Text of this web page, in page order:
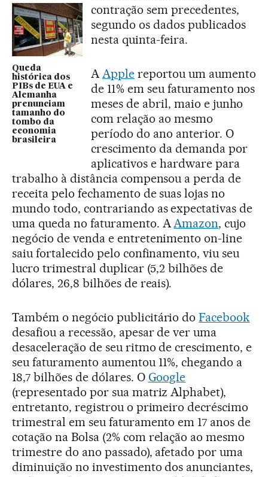
Queda
histórica dos
PIBs de EUA e
Alemanha
prenunciam
tamanho do
tombo da
economia
brasileira
contração sem precedentes,
segundo os dados publicados
nesta quinta-feira.
A Applereportou um aumento
de 11% em seu faturamento nos
meses de abril, maio e junho
com relação ao mesmo
período do ano anterior. O
crescimento da demanda por
aplicativos e hardware para
trabalho à distância compensou a perda de
receita pelo fechamento de suas lojas no
mundo todo, contrariando as expectativas de
uma queda no faturamento. A Amazon, cujo
negócio de venda e entretenimento on-line
saiu fortalecido pelo confinamento, viu seu
lucro trimestral duplicar (5,2 bilhões de
dólares, 26,8 bilhões de reais).
Também o negócio publicitário doFacebook
desafiou a recessão, apesar de ver uma
desaceleração de seu ritmo de crescimento, e
seu faturamento aumentou 11%, chegando a
18,7 bilhões de dólares. O Google
(representado por sua matriz Alphabet),
entretanto, registrou o primeiro decréscimo
trimestral em seu faturamento em 17 anos de
cotação na Bolsa (2% com relação ao mesmo
trimestre do ano passado), afetado por uma
diminuição no investimento dos anunciantes,